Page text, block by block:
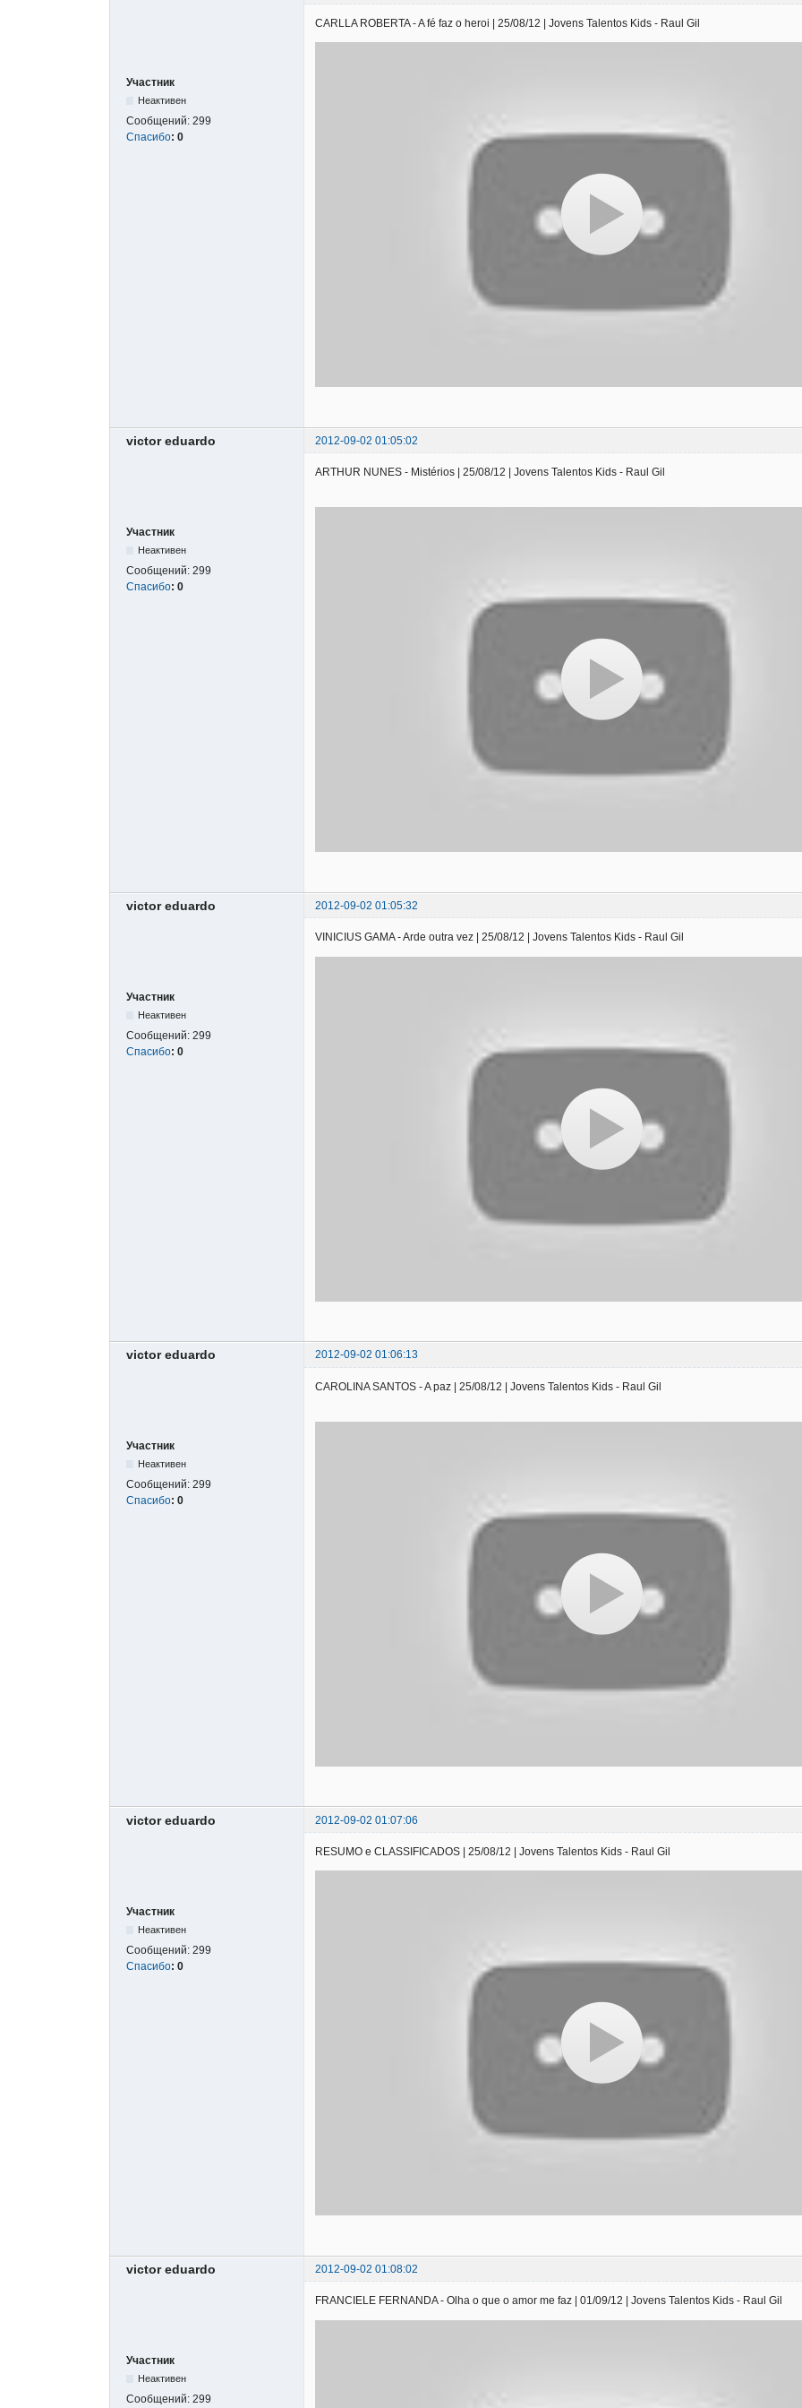
Участник
Неактивен
Сообщений: 299
Спасибо: 0
CARLLA ROBERTA - A fé faz o heroi | 25/08/12 | Jovens Talentos Kids - Raul Gil
victor eduardo 2012-09-02 01:05:02
Участник
Неактивен
Сообщений: 299
Спасибо: 0
ARTHUR NUNES - Mistérios | 25/08/12 | Jovens Talentos Kids - Raul Gil
victor eduardo 2012-09-02 01:05:32
Участник
Неактивен
Сообщений: 299
Спасибо: 0
VINICIUS GAMA - Arde outra vez | 25/08/12 | Jovens Talentos Kids - Raul Gil
victor eduardo 2012-09-02 01:06:13
Участник
Неактивен
Сообщений: 299
Спасибо: 0
CAROLINA SANTOS - A paz | 25/08/12 | Jovens Talentos Kids - Raul Gil
victor eduardo 2012-09-02 01:07:06
Участник
Неактивен
Сообщений: 299
Спасибо: 0
RESUMO e CLASSIFICADOS | 25/08/12 | Jovens Talentos Kids - Raul Gil
victor eduardo 2012-09-02 01:08:02
Участник
Неактивен
Сообщений: 299
FRANCIELE FERNANDA - Olha o que o amor me faz | 01/09/12 | Jovens Talentos Kids - Raul Gil